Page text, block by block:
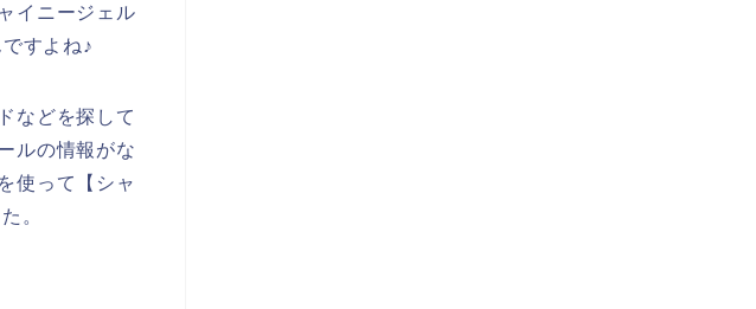
イニージェル
すよね♪
などを探して
ルの情報がな
使って【シャ
。